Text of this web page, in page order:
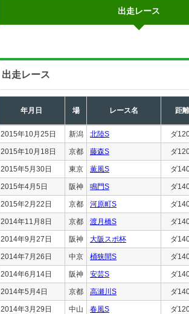
出走レース
出走レース
年月日 場 レース名 距離
2015年10月25日 新潟 北陸S ダ
2015年10月18日 京都 藤森S ダ
2015年5月30日 東京 薫風S ダ
2015年4月5日 阪神 鳴門S ダ
2015年2月22日 京都 河原町S ダ
2014年11月8日 京都 渡月橋S ダ
2014年9月27日 阪神 大阪スポ杯 ダ
2014年7月26日 中京 桶狭間S ダ
2014年6月14日 阪神 安芸S ダ
2014年5月4日 京都 高瀬川S ダ
2014年3月29日 中山 春風S ダ